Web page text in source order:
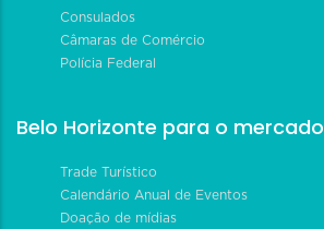
Consulados
Câmaras de Comércio
Polícia Federal
Belo Horizonte para o mercado
Trade Turístico
Calendário Anual de Eventos
Doação de mídias